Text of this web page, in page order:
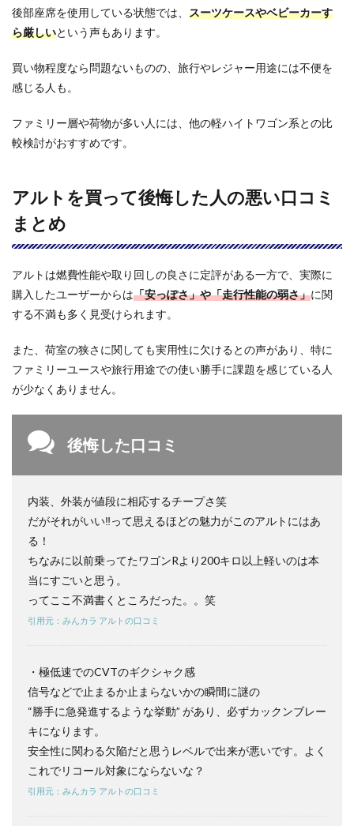
ルトと
「ミラ
「ワゴ
ンR」
の違い
を比較
4.1
アル
イー
スを
比較
｜選
っ
ち？
4.2
ワゴ
ンRを
ぶな
らど
っ
ち？
4.3
アル
N-
ONE
較｜
選ぶ
なら
どっ
ち？
5
アル
おす
すめ
人／
後部座席を使用している状態では、 スーツケースやベビーカーす
ら厳しいという声もあります。
買い物程度なら問題ないものの、旅行やレジャー用途には不便を
感じる人も。
ファミリー層や荷物が多い人には、他の軽ハイトワゴン系との比
較検討がおすすめです。
アルトを買って後悔した人の悪い口コミ
まとめ
アルトは燃費性能や取り回しの良さに定評がある一方で、実際に
購入したユーザーからは「安っぽさ」や「走行性能の弱さ」に関
する不満も多く見受けられます。
また、荷室の狭さに関しても実用性に欠けるとの声があり、特に
ファミリーユースや旅行用途での使い勝手に課題を感じている人
が少なくありません。
後悔した口コミ
内装、外装が値段に相応するチープさ笑
だがそれがいい‼︎って思えるほどの魅力がこのアルトにはあ
る！
ちなみに以前乗ってたワゴンRより200キロ以上軽いのは本
当にすごいと思う。
ってここ不満書くところだった。。笑
引用元：みんカラ アルトの口コミ
・極低速でのCVTのギクシャク感
信号などで止まるか止まらないかの瞬間に謎の
“勝手に急発進するような挙動” があり、必ずカックンブレー
キになります。
安全性に関わる欠陥だと思うレベルで出来が悪いです。よく
これでリコール対象にならないな？
引用元：みんカラ アルトの口コミ